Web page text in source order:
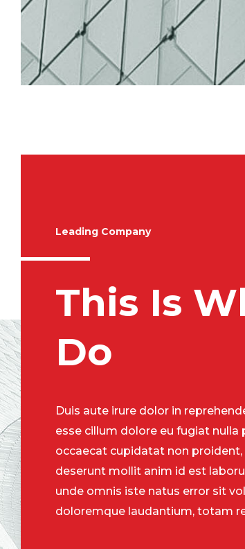
Leading Company
This Is
Do
Duis aute irure dolor in
esse cillum dolore eu fugiat nulla
occaecat cupidatat non
deserunt mollit anim id est
unde omnis iste natus error sit
doloremque laudantium, totam